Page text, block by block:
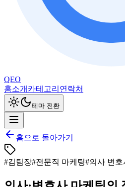
QEO
홈소개 카테고리 연락처
테마 전환
홈으로 돌아가기
#김팀장#전문직 마케팅#의사 변호